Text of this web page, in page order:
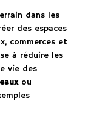
dans les
des espaces
commerces et
à réduire les
vie des
ou